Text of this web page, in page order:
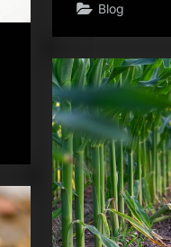
Blog